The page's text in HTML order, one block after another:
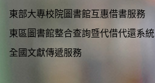
東部大專校院圖書館互惠借書服務
東區圖書館整合查詢暨代借代還系統
全國文獻傳遞服務